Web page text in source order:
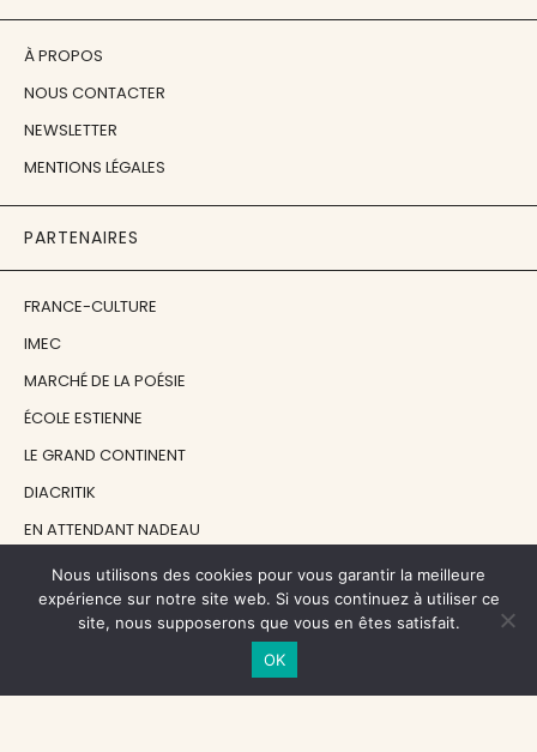
À PROPOS
NOUS CONTACTER
NEWSLETTER
MENTIONS LÉGALES
PARTENAIRES
FRANCE-CULTURE
IMEC
MARCHÉ DE LA POÉSIE
ÉCOLE ESTIENNE
LE GRAND CONTINENT
DIACRITIK
EN ATTENDANT NADEAU
NOS SOUTIENS
Nous utilisons des cookies pour vous garantir la meilleure
expérience sur notre site web. Si vous continuez à utiliser ce
site, nous supposerons que vous en êtes satisfait.
OK